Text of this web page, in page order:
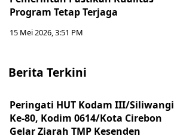
Program Tetap Terjaga
15 Mei 2026, 3:51 PM
Berita Terkini
Peringati HUT Kodam III/Siliwangi
Ke-80, Kodim 0614/Kota Cirebon
Gelar Ziarah TMP Kesenden